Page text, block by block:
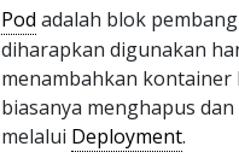
Pod adalah blok
diharapkan digunakan
menambahkan kontainer
biasanya menghapus
melalui Deployment.